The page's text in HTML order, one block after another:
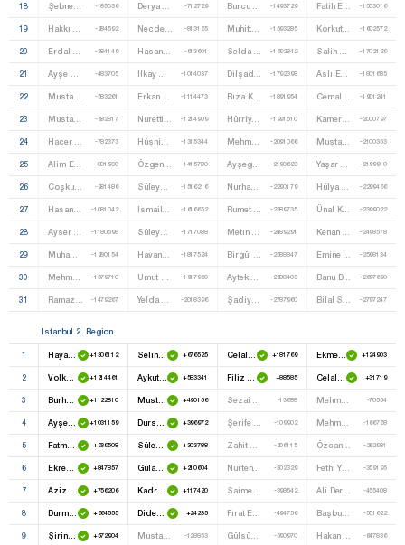
18 Şebnem Kocakelçi -185036 -712729 -1493729 -1503016
19 -284592 Necdet Saraç -813165 -1593285 Korkut Kutluata -1602572
20 -384149 Hasan Uzunyayla -913601 -1692842 -1702129
21 -483705 -1014037 -1792398 Aslı Ergün -1801685
22 Mustafa Demiral -583261 -1114473 Rıza Karaman -1891954 -1901241
23 Mustafa Özmen -682817 -1214909 Hürriyet Özçelik -1991510 Kamer Kemal Özşık -2000797
24 -782373 -1315344 Mehmet Salih Taşdemir -2091066 Mustafa Yalnız -2100353
25 Alim Erdemir -881930 Özgen Nama -1415780 Ayşegül Taşçı -2190623 -2199910
26 Coşkun Koç -981486 Süleyman Güzel -1516216 Nurhan Yıldırım -2290179 -2299466
27 Hasan Ekmen -1081042 -1616652 -2389735 Ünal Kaya -2399022
28 -1180598 Süleyman Bayraktutan -1717088 -2489291 -2498578
29 Muhammet Ali Kumru -1280154 Havana Başaran -1817524 -2588847 -2598134
30 Mehmet Hüsrev -1379710 -1917960 -2688403 Banu Dağdevıren -2697690
31 -1479267 -2018396 Şadiye Kaçkar -2787960 -2797247
Istanbul 2. Region
1 Hayati Yazıcı +1306112 Selina Doğan +676525 +181769 Ekmeleddin Mehmet Ihsanoğlu +124903
2 Volkan Bozkır +1214461 Aykut Erdoğdu +583341 +88585 +31719
3 Burhan Kuzu +1122810 Mustafa Sezgin Tanrıkulu +490156 -13688 Mehmet Kılıç -70554
4 Ayşe Nur Bahçekapılı +1031159 +396972 -109902 Mehmet Aslan -166768
5 Fatma Betül Sayan Kaya +939508 Süleyman Sencer Ayata +303788 -206115 Özcan Pehlivanoğlu -262981
6 Ekrem Erdem +847857 Gülay Yedekci +210604 Nurten Ertuğrul -302329 -359195
7 +756206 Kadri Enis Berberoğlu +117420 Saime Oğuzhan -398542 -455408
8 Durmuş Ali Sarıkaya +664555 Didem Engin +24235 -494756 Başbuğ Pınarbaşı -551622
9 Şirin Ünal +572904 Mustafa Sarıgül -128853 Gülsüm Ağaoğlu -590970 -647836